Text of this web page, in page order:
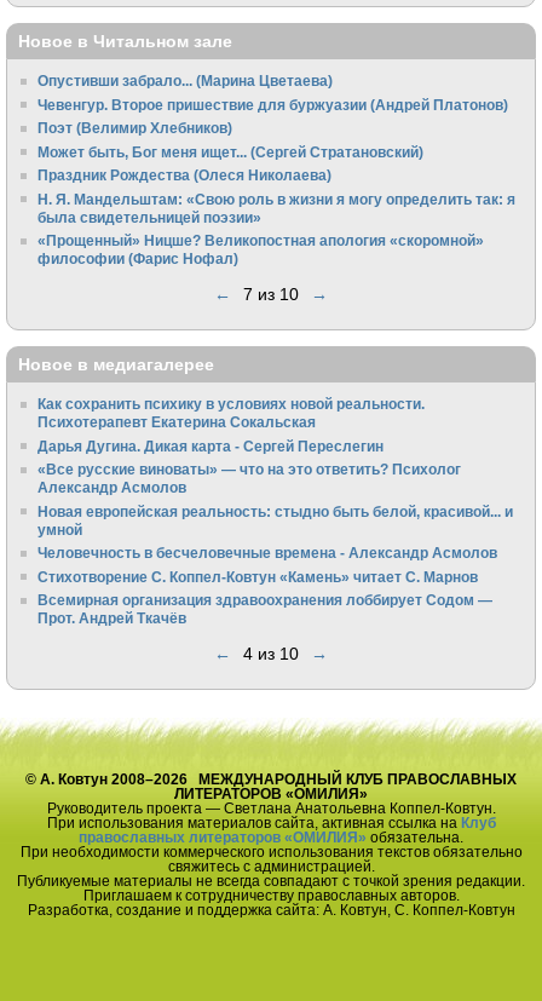
Новое в Читальном зале
Опустивши забрало... (Марина Цветаева)
Чевенгур. Второе пришествие для буржуазии (Андрей Платонов)
Поэт (Велимир Хлебников)
Может быть, Бог меня ищет... (Сергей Стратановский)
Праздник Рождества (Олеся Николаева)
Н. Я. Мандельштам: «Свою pоль в жизни я могу опpеделить так: я
была свидетельницей поэзии»
«Прощенный» Ницше? Великопостная апология «скоромной»
философии (Фарис Нофал)
← 7 из 10 →
Новое в медиагалерее
Как сохранить психику в условиях новой реальности.
Психотерапевт Екатерина Сокальская
Дарья Дугина. Дикая карта - Сергей Переслегин
«Все русские виноваты» — что на это ответить? Психолог
Александр Асмолов
Новая европейская реальность: стыдно быть белой, красивой... и
умной
Человечность в бесчеловечные времена - Александр Асмолов
Стихотворение С. Коппел-Ковтун «Камень» читает С. Марнов
Всемирная организация здравоохранения лоббирует Содом —
Прот. Андрей Ткачёв
← 4 из 10 →
© А. Ковтун 2008–2026 МЕЖДУНАРОДНЫЙ КЛУБ ПРАВОСЛАВНЫХ
ЛИТЕРАТОРОВ «ОМИЛИЯ»
Руководитель проекта — Светлана Анатольевна Коппел-Ковтун.
При использования материалов сайта, активная ссылка на Клуб
православных литераторов «ОМИЛИЯ» обязательна.
При необходимости коммерческого использования текстов обязательно
свяжитесь с администрацией.
Публикуемые материалы не всегда совпадают с точкой зрения редакции.
Приглашаем к сотрудничеству православных авторов.
Разработка, создание и поддержка сайта: А. Ковтун, С. Коппел-Ковтун